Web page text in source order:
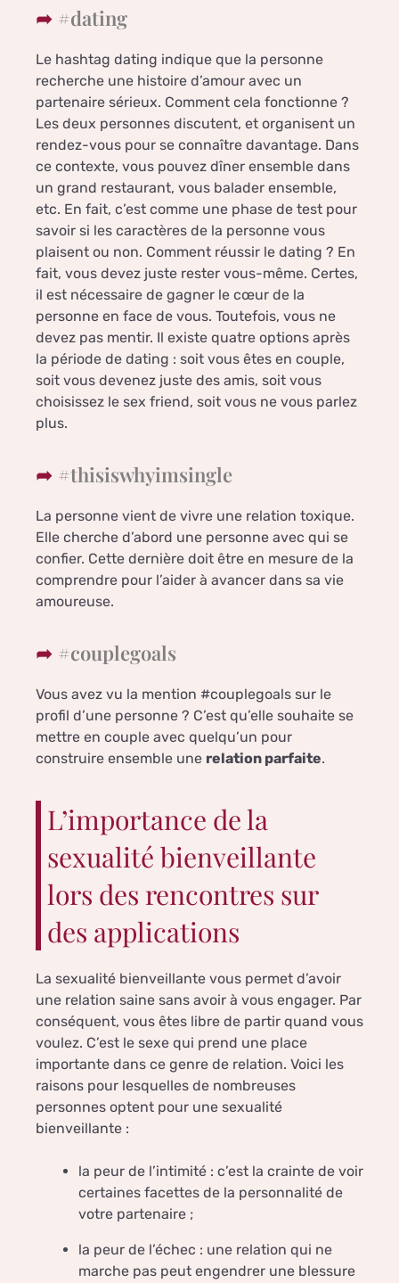
#dating
Le hashtag dating indique que la personne
recherche une histoire d’amour avec un
partenaire sérieux. Comment cela fonctionne ?
Les deux personnes discutent, et organisent un
rendez-vous pour se connaître davantage. Dans
ce contexte, vous pouvez dîner ensemble dans
un grand restaurant, vous balader ensemble,
etc. En fait, c’est comme une phase de test pour
savoir si les caractères de la personne vous
plaisent ou non. Comment réussir le dating ? En
fait, vous devez juste rester vous-même. Certes,
il est nécessaire de gagner le cœur de la
personne en face de vous. Toutefois, vous ne
devez pas mentir. Il existe quatre options après
la période de dating : soit vous êtes en couple,
soit vous devenez juste des amis, soit vous
choisissez le sex friend, soit vous ne vous parlez
plus.
#thisiswhyimsingle
La personne vient de vivre une relation toxique.
Elle cherche d’abord une personne avec qui se
confier. Cette dernière doit être en mesure de la
comprendre pour l’aider à avancer dans sa vie
amoureuse.
#couplegoals
Vous avez vu la mention #couplegoals sur le
profil d’une personne ? C’est qu’elle souhaite se
mettre en couple avec quelqu’un pour
construire ensemble une relation parfaite.
L’importance de la
sexualité bienveillante
lors des rencontres sur
des applications
La sexualité bienveillante vous permet d’avoir
une relation saine sans avoir à vous engager. Par
conséquent, vous êtes libre de partir quand vous
voulez. C’est le sexe qui prend une place
importante dans ce genre de relation. Voici les
raisons pour lesquelles de nombreuses
personnes optent pour une sexualité
bienveillante :
la peur de l’intimité : c’est la crainte de voir
certaines facettes de la personnalité de
votre partenaire ;
la peur de l’échec : une relation qui ne
marche pas peut engendrer une blessure